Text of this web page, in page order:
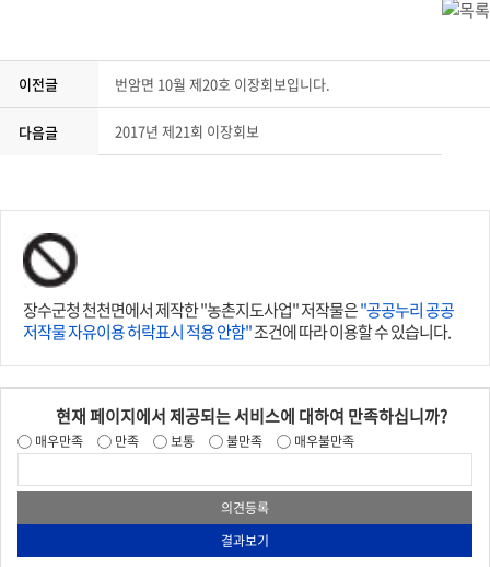
이전글 번암면 10월 제20호 이장회보입니다.
다음글 2017년 제21회 이장회보
장수군청 천천면에서 제작한 "농촌지도사업" 저작물은"공공누리 공공
저작물 자유이용 허락표시 적용 안함"조건에 따라 이용할 수 있습니다.
현재 페이지에서 제공되는 서비스에 대하여 만족하십니까?
매우만족 만족 보통 불만족 매우불만족